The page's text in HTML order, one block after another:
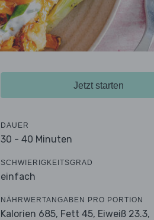
Jetzt starten
DAUER
30 - 40 Minuten
SCHWIERIGKEITSGRAD
einfach
NÄHRWERTANGABEN PRO PORTION
Kalorien 685, Fett 45, Eiweiß 23.3,